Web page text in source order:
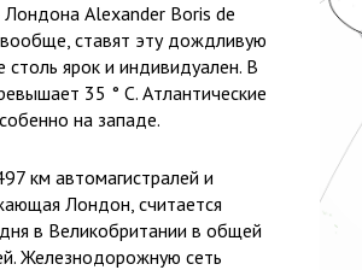
Alexander Boris de
ставят эту дождливую
ярок и индивидуален. В
35 ° C. Атлантические
на западе.
км автомагистралей и
Лондон, считается
в Великобритании в общей
Железнодорожную сеть